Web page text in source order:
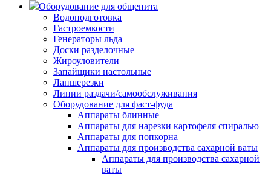
Оборудование для общепита
Водоподготовка
Гастроемкости
Генераторы льда
Доски разделочные
Жироуловители
Запайщики настольные
Лапшерезки
Линии раздачи/самообслуживания
Оборудование для фаст-фуда
Аппараты блинные
Аппараты для нарезки картофеля спиралью
Аппараты для попкорна
Аппараты для производства сахарной ваты
Аппараты для производства сахарной
ваты